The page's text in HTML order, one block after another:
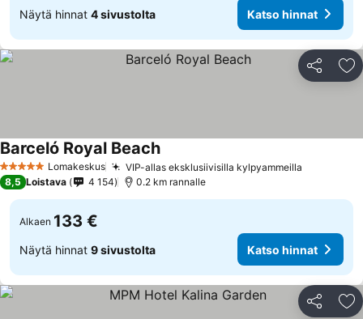
Näytä hinnat 4 sivustolta Katso hinnat
Jaa
5 TähtiluokitusLomakeskus VIP-allas eksklusiivisilla kylpyammeilla
Barceló Royal Beach
8,5 Loistava 4 154 0.2 km rannalle
Alkaen 133 €
Näytä hinnat 9 sivustolta Katso hinnat
Jaa